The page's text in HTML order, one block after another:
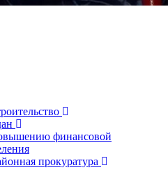
финансовой
прокуратура